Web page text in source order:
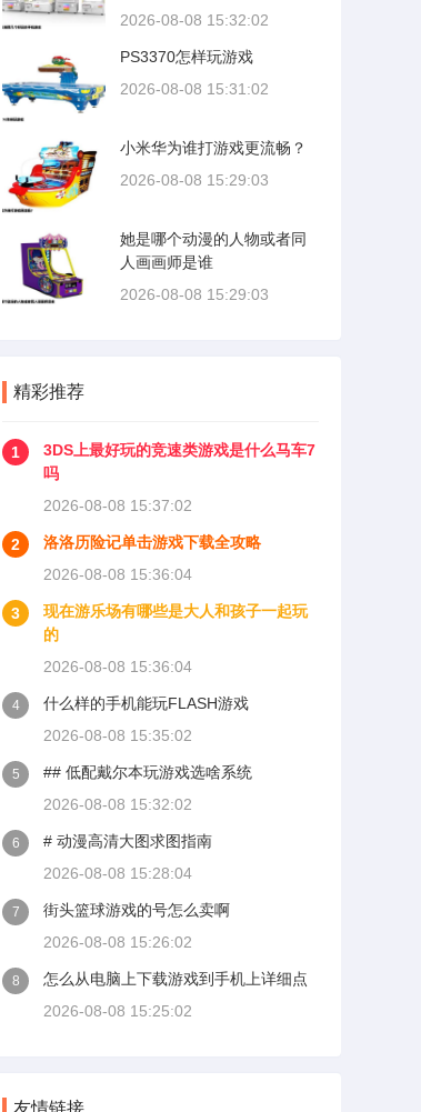
2026-08-08 15:32:02
PS3370怎样玩游戏
2026-08-08 15:31:02
小米华为谁打游戏更流畅？
2026-08-08 15:29:03
她是哪个动漫的人物或者同
人画画师是谁
2026-08-08 15:29:03
精彩推荐
1
3DS上最好玩的竞速类游戏是什么马车7
吗
2026-08-08 15:37:02
2
洛洛历险记单击游戏下载全攻略
2026-08-08 15:36:04
3
现在游乐场有哪些是大人和孩子一起玩
的
2026-08-08 15:36:04
4
什么样的手机能玩FLASH游戏
2026-08-08 15:35:02
5
## 低配戴尔本玩游戏选啥系统
2026-08-08 15:32:02
6
# 动漫高清大图求图指南
2026-08-08 15:28:04
7
街头篮球游戏的号怎么卖啊
2026-08-08 15:26:02
8
怎么从电脑上下载游戏到手机上详细点
2026-08-08 15:25:02
友情链接